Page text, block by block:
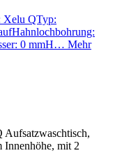
Xelu QTyp:
0 mmH… Mehr
Innenhöhe, mit 2